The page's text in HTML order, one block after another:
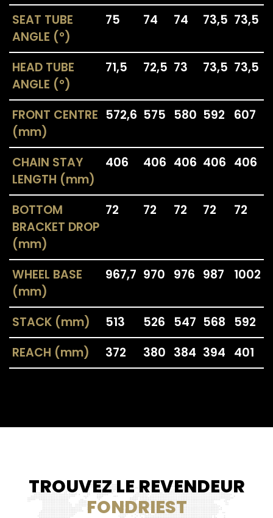
SEAT TUBE
ANGLE (°)
75 74 74 73,5 73,5
HEAD TUBE
ANGLE (°)
71,5 72,5 73 73,5 73,5
FRONT CENTRE
(mm)
572,6 575 580 592 607
CHAIN STAY
LENGTH (mm)
406 406 406 406 406
BOTTOM
BRACKET DROP
(mm)
72 72 72 72 72
WHEEL BASE
(mm)
967,7 970 976 987 1002
STACK (mm) 513 526 547 568 592
REACH (mm)
372 380 384 394 401
TROUVEZ LE REVENDEUR
FONDRIEST